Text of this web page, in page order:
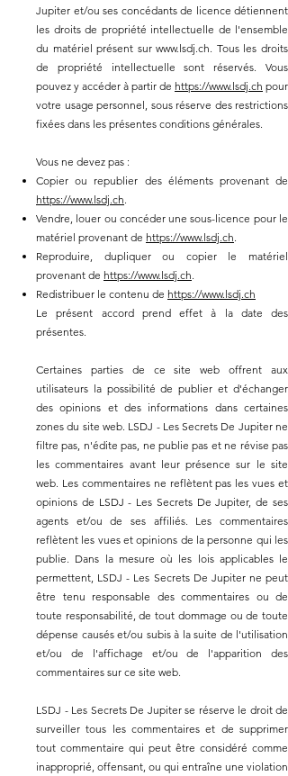
Jupiter et/ou ses concédants de licence détiennent
les droits de propriété intellectuelle de l'ensemble
du matériel présent surwww.lsdj.ch. Tous les droits
de propriété intellectuelle sont réservés. Vous
pouvez y accéder à partir de https://www.lsdj.ch pour
votre usage personnel, sous réserve des restrictions
fixées dans les présentes conditions générales.
Vous ne devez pas :
Copier ou republier des éléments provenant de
https://www.lsdj.ch.
Vendre, louer ou concéder une sous-licence pour le
matériel provenant de https://www.lsdj.ch.
Reproduire, dupliquer ou copier le matériel
provenant de https://www.lsdj.ch.
Redistribuer le contenu de https://www.lsdj.ch
Le présent accord prend effet à la date des
présentes.
Certaines parties de ce site web offrent aux
utilisateurs la possibilité de publier et d'échanger
des opinions et des informations dans certaines
zones du site web. LSDJ - Les Secrets De Jupiter ne
filtre pas, n'édite pas, ne publie pas et ne révise pas
les commentaires avant leur présence sur le site
web. Les commentaires ne reflètent pas les vues et
opinions de LSDJ - Les Secrets De Jupiter, de ses
agents et/ou de ses affiliés. Les commentaires
reflètent les vues et opinions de la personne qui les
publie. Dans la mesure où les lois applicables le
permettent, LSDJ - Les Secrets De Jupiter ne peut
être tenu responsable des commentaires ou de
toute responsabilité, de tout dommage ou de toute
dépense causés et/ou subis à la suite de l'utilisation
et/ou de l'affichage et/ou de l'apparition des
commentaires sur ce site web.
LSDJ - Les Secrets De Jupiter se réserve le droit de
surveiller tous les commentaires et de supprimer
tout commentaire qui peut être considéré comme
inapproprié, offensant, ou qui entraîne une violation